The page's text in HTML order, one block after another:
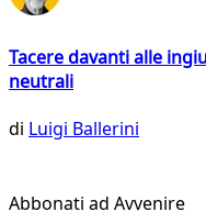
Tacere davanti alle
neutrali
di Luigi Ballerini
Abbonati ad Avvenire